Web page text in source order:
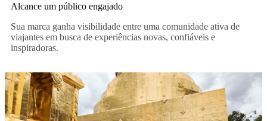
Alcance um público engajado
Sua marca ganha visibilidade entre uma comunidade ativa de
viajantes em busca de experiências novas, confiáveis e
inspiradoras.